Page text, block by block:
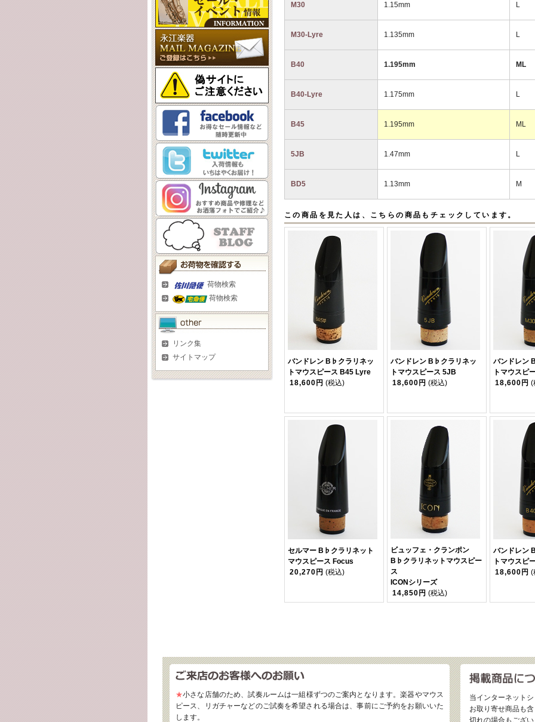
荷物検索
荷物検索
リンク集
サイトマップ
M30 1.15mm L
M30-Lyre 1.135mm L
B40 1.195mm ML
B40-Lyre 1.175mm L
B45 1.195mm ML
5JB 1.47mm L
BD5 1.13mm M
この商品を見た人は、こちらの商品もチェックしています。
バンドレン B♭クラリネッ
トマウスピース B45 Lyre
18,600円 (税込)
バンドレン B♭クラリネッ
トマウスピース 5JB
18,600円 (税込)
バンドレン
トマウスピ
18,600円 (
セルマー B♭クラリネット
マウスピース Focus
20,270円 (税込)
ビュッフェ・クランポン
B♭クラリネットマウスピー
ス
ICONシリーズ
14,850円 (税込)
バンドレン
トマウスピ
18,600円 (
★小さな店舗のため、試奏ルームは一組様ずつのご案内となります。楽器やマウス
ピース、リガチャーなどのご試奏を希望される場合は、事前にご予約をお願いいた
します。
当インターネット
お取り寄せ商品も
切れの場合もござ